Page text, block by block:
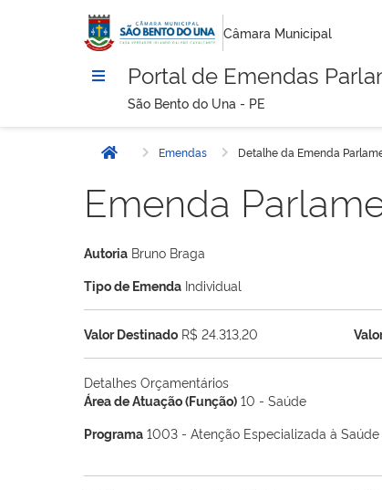
Câmara Municipal
Portal de Emendas
São Bento do Una - PE
Início Emendas Detalhe da Emenda
Emenda
Autoria Bruno Braga
Tipo de Emenda Individual
Valor Destinado R$ 24.313,20
Detalhes Orçamentários
Área de Atuação (Função) 10 - Saúde
Programa 1003 - Atenção Especializada à